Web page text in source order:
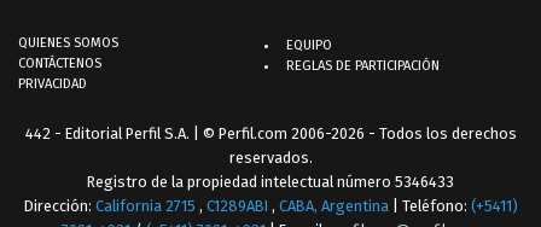
QUIENES SOMOS
CONTÁCTENOS
PRIVACIDAD
EQUIPO
REGLAS DE PARTICIPACIÓN
442 - Editorial Perfil S.A. | © Perfil.com 2006-2026 - Todos los derechos
reservados.
Registro de la propiedad intelectual número 5346433
Dirección: California 2715 , C1289ABI , CABA, Argentina | Teléfono: (+5411)